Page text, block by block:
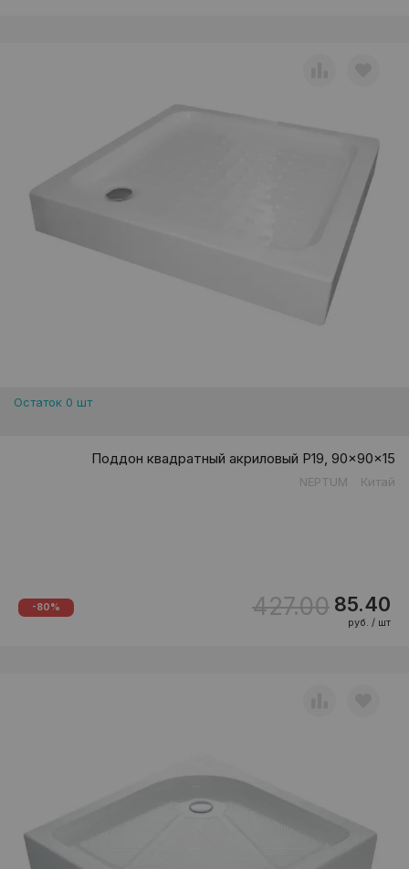
Остаток 0 шт
Поддон квадратный акриловый P19, 90x90x15
NEPTUM Китай
-80% 427.00 85.40
руб. / шт